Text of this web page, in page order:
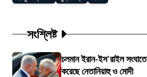
সংশ্লিষ্ট
চলমান ইরান-ইস'রাইল
করেছে নেতানিয়াহু ও মোদী